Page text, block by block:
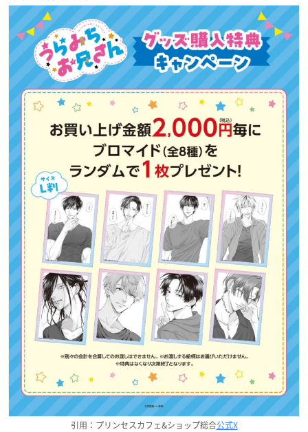
引用：プリンセスカフェ&ショップ総合公式X